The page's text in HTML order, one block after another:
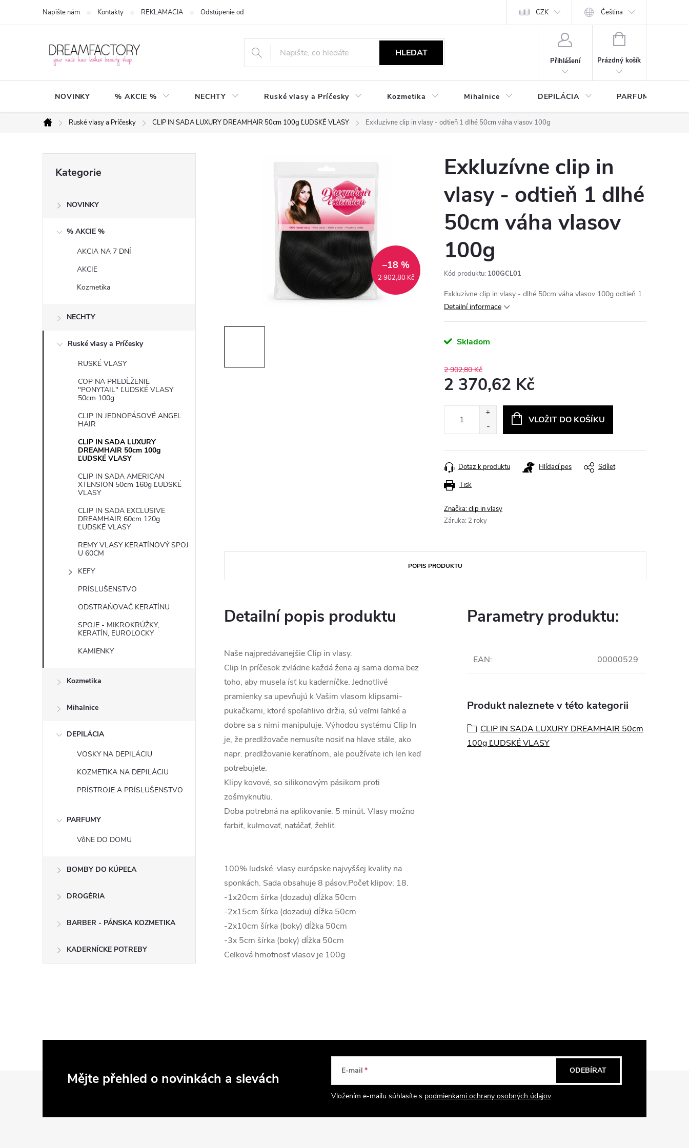
Napište nám Kontakty REKLAMACIA Odstúpenie od zmluvy Podmienky ochrany osobných údajov CZK Čeština
HLEDAT
Přihlášení
NÁKUPNÍ
Prázdný košík
NOVINKY % AKCIE % NECHTY Ruské vlasy a Príčesky Kozmetika Mihalnice DEPILÁCIA PARFUMY
Domů
Ruské vlasy a Príčesky CLIP IN SADA LUXURY DREAMHAIR 50cm 100g ĽUDSKÉ VLASY Exkluzívne clip in vlasy - odtieň 1 dlhé 50cm váha vlasov 100g
kategorie
Kategorie
NOVINKY
% AKCIE %
AKCIA NA 7 DNÍ
AKCIE
Kozmetika
NECHTY
Ruské vlasy a Príčesky
RUSKÉ VLASY
COP NA PREDĹŽENIE
"PONYTAIL" ĽUDSKÉ VLASY
50cm 100g
CLIP IN JEDNOPÁSOVÉ ANGEL
HAIR
CLIP IN SADA LUXURY
DREAMHAIR 50cm 100g
ĽUDSKÉ VLASY
CLIP IN SADA AMERICAN
XTENSION 50cm 160g ĽUDSKÉ
VLASY
CLIP IN SADA EXCLUSIVE
DREAMHAIR 60cm 120g
ĽUDSKÉ VLASY
REMY VLASY KERATÍNOVÝ SPOJ
U 60CM
KEFY
PRÍSLUŠENSTVO
ODSTRAŇOVAČ KERATÍNU
SPOJE - MIKROKRÚŽKY,
KERATÍN, EUROLOCKY
KAMIENKY
Kozmetika
Mihalnice
DEPILÁCIA
VOSKY NA DEPILÁCIU
KOZMETIKA NA DEPILÁCIU
PRÍSTROJE A PRÍSLUŠENSTVO
PARFUMY
VôNE DO DOMU
BOMBY DO KÚPEĽA
DROGÉRIA
BARBER - PÁNSKA KOZMETIKA
KADERNÍCKE POTREBY
2 902,80 Kč
–18 %
Exkluzívne clip in
vlasy - odtieň 1 dlhé
50cm váha vlasov
100g
Kód produktu: 100GCL01
Exkluzívne clip in vlasy - dlhé 50cm váha vlasov 100g odtieň 1
Detailní informace
Skladom
2 902,80 Kč
2 370,62 Kč
VLOŽIT DO KOŠÍKU
Tisk
Dotaz k produktu Hlídací pes Sdílet
Značka:clip in vlasy
Záruka: 2 roky
POPIS PRODUKTU
Detailní popis produktu
Naše najpredávanejšie Clip in vlasy.
Clip In príčesok zvládne každá žena aj sama doma bez
toho, aby musela ísť ku kaderníčke. Jednotlivé
pramienky sa upevňujú k Vašim vlasom klipsami-
pukačkami, ktoré spoľahlivo držia, sú veľmi ľahké a
dobre sa s nimi manipuluje. Výhodou systému Clip In
je, že predlžovače nemusíte nosiť na hlave stále, ako
napr. predlžovanie keratínom, ale používate ich len keď
potrebujete.
Klipy kovové, so silikonovým pásikom proti
zošmyknutiu.
Doba potrebná na aplikovanie: 5 minút. Vlasy možno
farbiť, kulmovať, natáčať, žehliť.
100% ľudské vlasy európske najvyššej kvality na
sponkách. Sada obsahuje 8 pásov.Počet klipov: 18.
-1x20cm šírka (dozadu) dĺžka 50cm
-2x15cm šírka (dozadu) dĺžka 50cm
-2x10cm šírka (boky) dĺžka 50cm
-3x 5cm šírka (boky) dĺžka 50cm
Celková hmotnosť vlasov je 100g
Parametry produktu:
EAN: 00000529
Produkt naleznete v této kategorii
CLIP IN SADA LUXURY DREAMHAIR 50cm
100g ĽUDSKÉ VLASY
Mějte přehled o novinkách a slevách E-mail
Vložením e-mailu súhlasíte s podmienkami ochrany osobných údajov
ODEBÍRAT